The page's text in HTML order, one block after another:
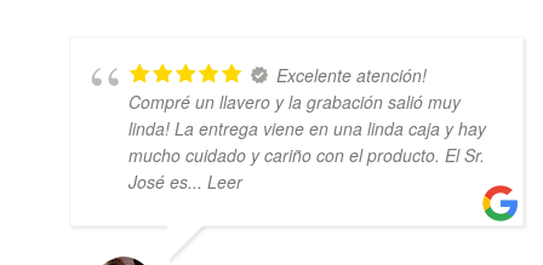
Excelente atención!
Compré un llavero y la grabación salió muy
linda! La entrega viene en una linda caja y hay
mucho cuidado y cariño con el producto. El Sr.
José es... Leer